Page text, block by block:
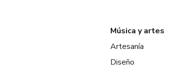
Música y artes
Artesanía
Diseño